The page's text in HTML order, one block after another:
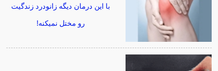
با این درمان دیگه زانودرد زندگیت
رو مختل نمیکنه!